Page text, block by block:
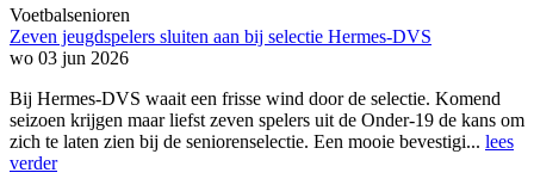
Voetbalsenioren
Zeven jeugdspelers sluiten aan bij selectie Hermes-DVS
wo 03 jun 2026
Bij Hermes-DVS waait een frisse wind door de selectie. Komend
seizoen krijgen maar liefst zeven spelers uit de Onder-19 de kans om
zich te laten zien bij de seniorenselectie. Een mooie bevestigi... lees
verder